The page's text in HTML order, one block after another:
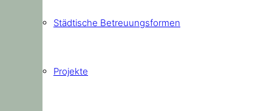
Städtische Betreuungsformen
Projekte